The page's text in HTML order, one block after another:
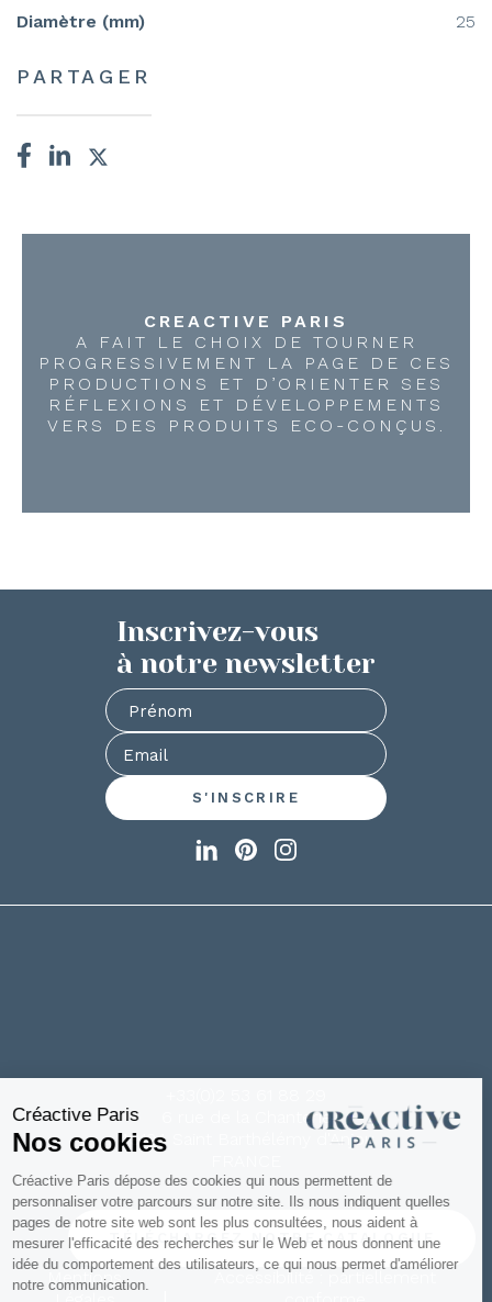
Diamètre (mm)
25
PARTAGER
CREACTIVE PARIS
A FAIT LE CHOIX DE TOURNER
PROGRESSIVEMENT LA PAGE DE CES
PRODUCTIONS ET D’ORIENTER SES
RÉFLEXIONS ET DÉVELOPPEMENTS
VERS DES PRODUITS ECO-CONÇUS.
Inscrivez-vous
à notre newsletter
6 rue de la Chanterie
49124 Saint Barthélémy d'Anjou
TÉLÉCHARGEZ NOTRE CATALOGUE
Mentions
Accessibilité : partiellement